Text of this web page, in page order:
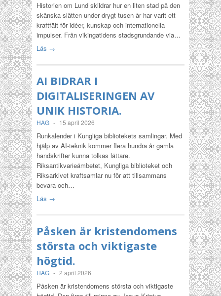
Historien om Lund skildrar hur en liten stad på den
skånska slätten under drygt tusen år har varit ett
kraftfält för idéer, kunskap och internationella
impulser. Från vikingatidens stadsgrundande via…
Läs →
AI BIDRAR I
DIGITALISERINGEN AV
UNIK HISTORIA.
HAG - 15 april 2026
Runkalender i Kungliga bibliotekets samlingar. Med
hjälp av AI-teknik kommer flera hundra år gamla
handskrifter kunna tolkas lättare.
Riksantikvarieämbetet, Kungliga biblioteket och
Riksarkivet kraftsamlar nu för att tillsammans
bevara och…
Läs →
Påsken är kristendomens
största och viktigaste
högtid.
HAG - 2 april 2026
Påsken är kristendomens största och viktigaste